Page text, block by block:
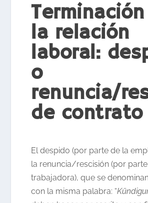
la relación
laboral:
o
renuncia/
de contrato
El despido (por parte de la
la renuncia/rescisión (por
trabajadora), que se
con la misma palabra: “